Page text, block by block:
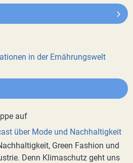
in der Ernährungswelt
über Mode und Nachhaltigkeit
Green Fashion und
Denn Klimaschutz geht uns